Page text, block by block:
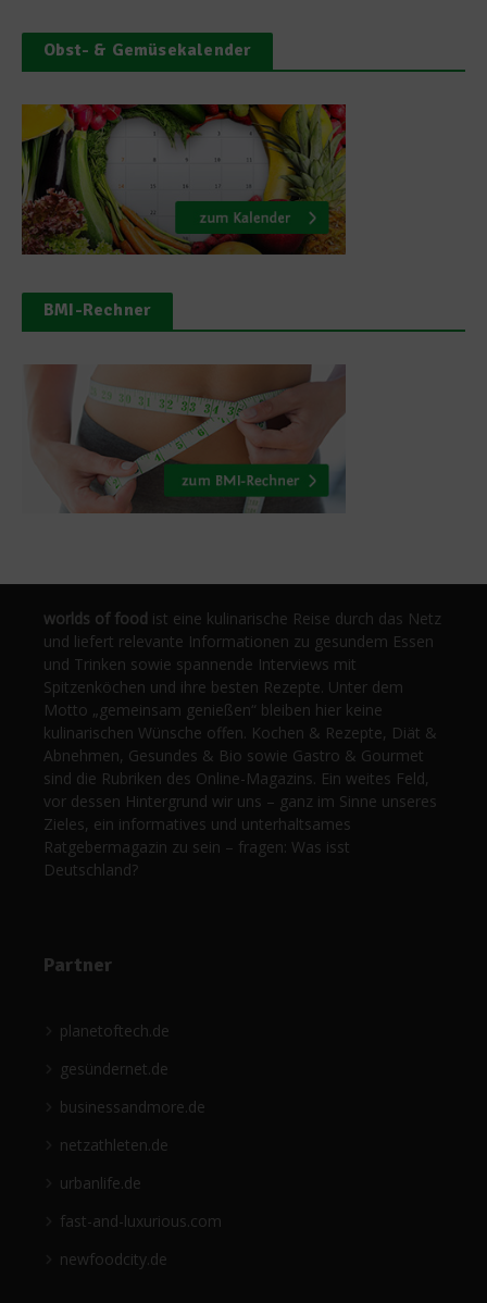
Obst- & Gemüsekalender
BMI-Rechner
worlds of food ist eine kulinarische Reise durch das Netz
und liefert relevante Informationen zu gesundem Essen
und Trinken sowie spannende Interviews mit
Spitzenköchen und ihre besten Rezepte. Unter dem
Motto „gemeinsam genießen“ bleiben hier keine
kulinarischen Wünsche offen. Kochen & Rezepte, Diät &
Abnehmen, Gesundes & Bio sowie Gastro & Gourmet
sind die Rubriken des Online-Magazins. Ein weites Feld,
vor dessen Hintergrund wir uns – ganz im Sinne unseres
Zieles, ein informatives und unterhaltsames
Ratgebermagazin zu sein – fragen: Was isst
Deutschland?
Partner
planetoftech.de
gesündernet.de
businessandmore.de
netzathleten.de
urbanlife.de
fast-and-luxurious.com
newfoodcity.de